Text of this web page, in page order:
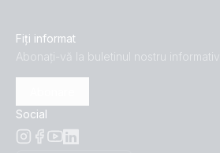
Fiți informat
Abonați-vă la buletinul nostru informativ
Social